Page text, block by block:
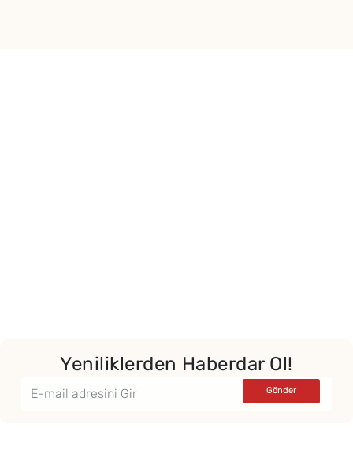
Yeniliklerden Haberdar Ol!